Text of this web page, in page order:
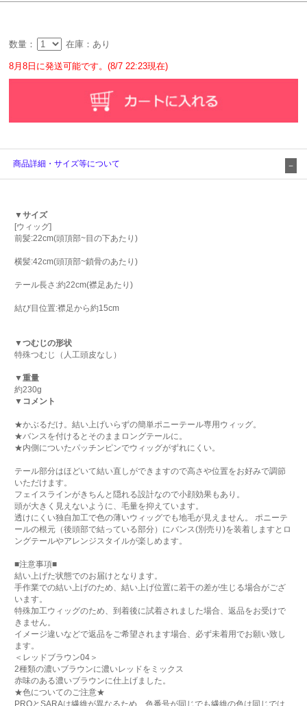
数量： 在庫：あり
8月8日に発送可能です。(8/7 22:23現在)
商品詳細・サイズ等について
▼サイズ
[ウィッグ]
前髪:22cm(頭頂部~目の下あたり)
横髪:42cm(頭頂部~鎖骨のあたり)
テール長さ:約22cm(襟足あたり)
結び目位置:襟足から約15cm
▼つむじの形状
特殊つむじ（人工頭皮なし）
▼重量
約230g
▼コメント
★かぶるだけ。結い上げいらずの簡単ポニーテール専用ウィッグ。
★バンスを付けるとそのままロングテールに。
★内側についたパッチンピンでウィッグがずれにくい。
テール部分はほどいて結い直しができますので高さや位置をお好みで調節
いただけます。
フェイスラインがきちんと隠れる設計なので小顔効果もあり。
頭が大きく見えないように、毛量を抑えています。
透けにくい独自加工で色の薄いウィッグでも地毛が見えません。 ポニーテ
ールの根元（後頭部で結っている部分）にバンス(別売り)を装着しますとロ
ングテールやアレンジスタイルが楽しめます。
■注意事項■
結い上げた状態でのお届けとなります。
手作業での結い上げのため、結い上げ位置に若干の差が生じる場合がござ
います。
特殊加工ウィッグのため、到着後に試着されました場合、返品をお受けで
きません。
イメージ違いなどで返品をご希望されます場合、必ず未着用でお願い致し
ます。
＜レッドブラウン04＞
2種類の濃いブラウンに濃いレッドをミックス
赤味のある濃いブラウンに仕上げました。
★色についてのご注意★